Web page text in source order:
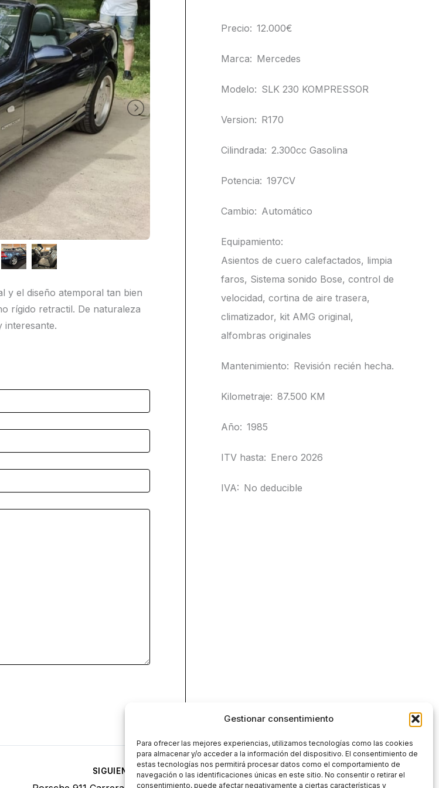
Gestionar consentimiento
Para ofrecer las mejores experiencias, utilizamos tecnologías como las cookies
para almacenar y/o acceder a la información del dispositivo. El consentimiento de
estas tecnologías nos permitirá procesar datos como el comportamiento de
navegación o las identificaciones únicas en este sitio. No consentir o retirar el
consentimiento, puede afectar negativamente a ciertas características y
y el diseño atemporal tan bien
rígido retractil. De naturaleza
interesante.
SIGUIENTE
Precio: 12.000€
Marca: Mercedes
Modelo: SLK 230 KOMPRESSOR
Version: R170
Cilindrada: 2.300cc Gasolina
Potencia: 197CV
Cambio: Automático
Equipamiento:
Asientos de cuero calefactados, limpia
faros, Sistema sonido Bose, control de
velocidad, cortina de aire trasera,
climatizador, kit AMG original,
alfombras originales
Mantenimiento: Revisión recién hecha.
Kilometraje: 87.500 KM
Año: 1985
ITV hasta: Enero 2026
IVA: No deducible